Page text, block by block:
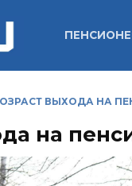
ВЫХОДА НА
на